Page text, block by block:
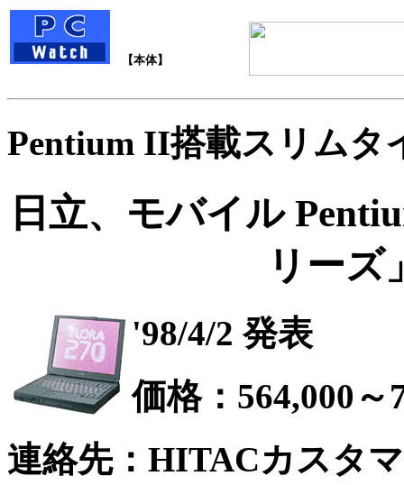
【本体】
Pentium II搭載スリムタ
日立、モバイル
リーズ
'98/4/2 発表
価格：564,000～
連絡先：HITACカスタ